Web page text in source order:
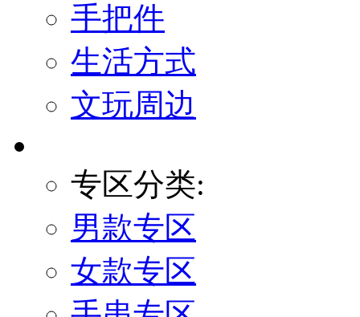
手把件
生活方式
文玩周边
专区分类:
男款专区
女款专区